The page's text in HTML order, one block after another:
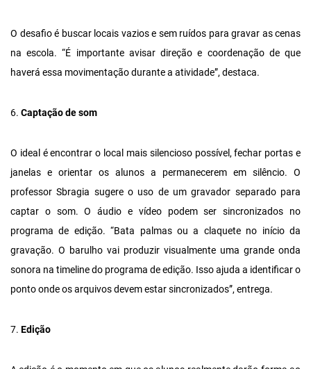
O desafio é buscar locais vazios e sem ruídos para gravar as cenas
na escola. “É importante avisar direção e coordenação de que
haverá essa movimentação durante a atividade”, destaca.
6. Captação de som
O ideal é encontrar o local mais silencioso possível, fechar portas e
janelas e orientar os alunos a permanecerem em silêncio. O
professor Sbragia sugere o uso de um gravador separado para
captar o som. O áudio e vídeo podem ser sincronizados no
programa de edição. “Bata palmas ou a claquete no início da
gravação. O barulho vai produzir visualmente uma grande onda
sonora na timeline do programa de edição. Isso ajuda a identificar o
ponto onde os arquivos devem estar sincronizados”, entrega.
7. Edição